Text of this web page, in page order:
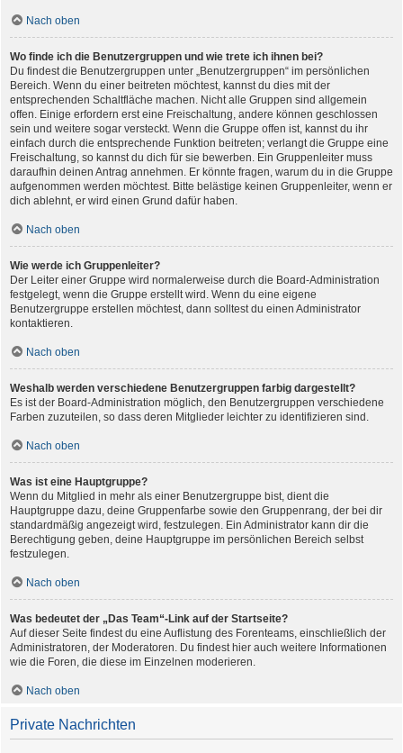
Nach oben
Wo finde ich die Benutzergruppen und wie trete ich ihnen bei?
Du findest die Benutzergruppen unter „Benutzergruppen“ im persönlichen
Bereich. Wenn du einer beitreten möchtest, kannst du dies mit der
entsprechenden Schaltfläche machen. Nicht alle Gruppen sind allgemein
offen. Einige erfordern erst eine Freischaltung, andere können geschlossen
sein und weitere sogar versteckt. Wenn die Gruppe offen ist, kannst du ihr
einfach durch die entsprechende Funktion beitreten; verlangt die Gruppe eine
Freischaltung, so kannst du dich für sie bewerben. Ein Gruppenleiter muss
daraufhin deinen Antrag annehmen. Er könnte fragen, warum du in die Gruppe
aufgenommen werden möchtest. Bitte belästige keinen Gruppenleiter, wenn er
dich ablehnt, er wird einen Grund dafür haben.
Nach oben
Wie werde ich Gruppenleiter?
Der Leiter einer Gruppe wird normalerweise durch die Board-Administration
festgelegt, wenn die Gruppe erstellt wird. Wenn du eine eigene
Benutzergruppe erstellen möchtest, dann solltest du einen Administrator
kontaktieren.
Nach oben
Weshalb werden verschiedene Benutzergruppen farbig dargestellt?
Es ist der Board-Administration möglich, den Benutzergruppen verschiedene
Farben zuzuteilen, so dass deren Mitglieder leichter zu identifizieren sind.
Nach oben
Was ist eine Hauptgruppe?
Wenn du Mitglied in mehr als einer Benutzergruppe bist, dient die
Hauptgruppe dazu, deine Gruppenfarbe sowie den Gruppenrang, der bei dir
standardmäßig angezeigt wird, festzulegen. Ein Administrator kann dir die
Berechtigung geben, deine Hauptgruppe im persönlichen Bereich selbst
festzulegen.
Nach oben
Was bedeutet der „Das Team“-Link auf der Startseite?
Auf dieser Seite findest du eine Auflistung des Forenteams, einschließlich der
Administratoren, der Moderatoren. Du findest hier auch weitere Informationen
wie die Foren, die diese im Einzelnen moderieren.
Nach oben
Private Nachrichten